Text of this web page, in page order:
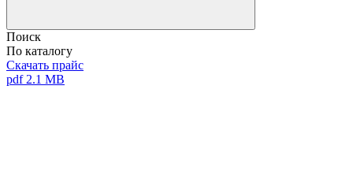
Поиск
По каталогу
Скачать прайс
pdf 2.1 MB